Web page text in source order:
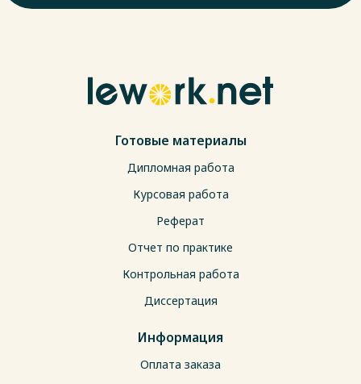
Готовые материалы
Дипломная работа
Курсовая работа
Реферат
Отчет по практике
Контрольная работа
Диссертация
Информация
Оплата заказа